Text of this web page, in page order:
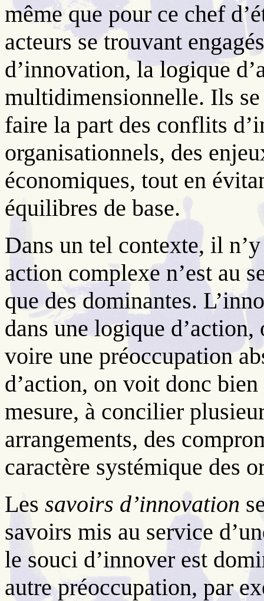
même que pour ce chef
acteurs se trouvant
d’innovation, la logique
multidimensionnelle. Ils
faire la part des conflits
organisationnels, des
économiques, tout en
équilibres de base.
Dans un tel contexte, il
action complexe n’est au
que des dominantes.
dans une logique
voire une préoccupation
d’action, on voit donc
mesure, à concilier
arrangements, des
caractère systémique des
Les savoirs d’innovation
savoirs mis au service
le souci d’innover est
autre préoccupation, par